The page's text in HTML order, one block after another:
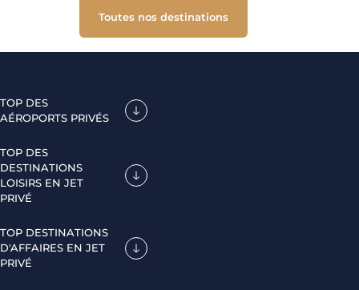
Toutes nos destinations
TOP DES
AÉROPORTS PRIVÉS
TOP DES
DESTINATIONS
LOISIRS EN JET
PRIVÉ
TOP DESTINATIONS
D'AFFAIRES EN JET
PRIVÉ